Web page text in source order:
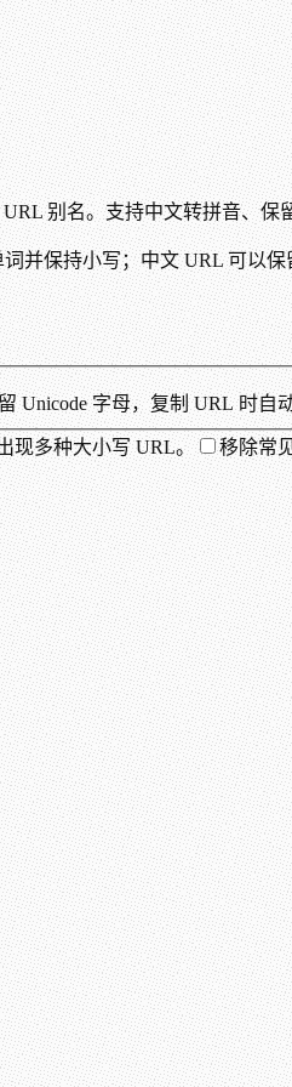
别名。支持中文转拼音、保
并保持小写；中文 URL 可以
Unicode 字母，复制 URL 时自
现多种大小写 URL。 移除常